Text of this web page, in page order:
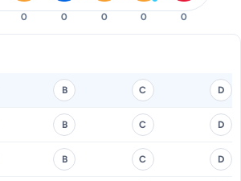
0 0 0 0 0
B C D
B C D
B C D